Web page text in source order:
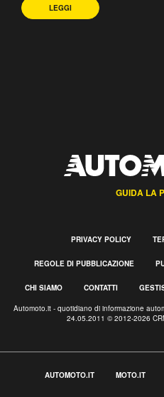
LEGGI
GUIDA LA
PRIVACY POLICY
REGOLE DI PUBBLICAZIONE
CHI SIAMO CONTATTI
Automoto.it - quotidiano di informazione
24.05.2011 © 2012-2026
AUTOMOTO.IT MOTO.IT